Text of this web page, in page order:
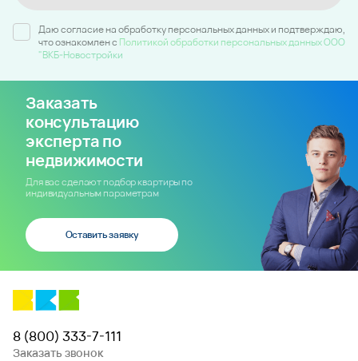
Даю согласие на обработку персональных данных и подтверждаю,
что ознакомлен c Политикой обработки персональных данных ООО
"ВКБ-Новостройки
Заказать
консультацию
эксперта по
недвижимости
Для вас сделают подбор квартиры по
индивидуальным параметрам
Оставить заявку
8 (800) 333-7-111
Заказать звонок